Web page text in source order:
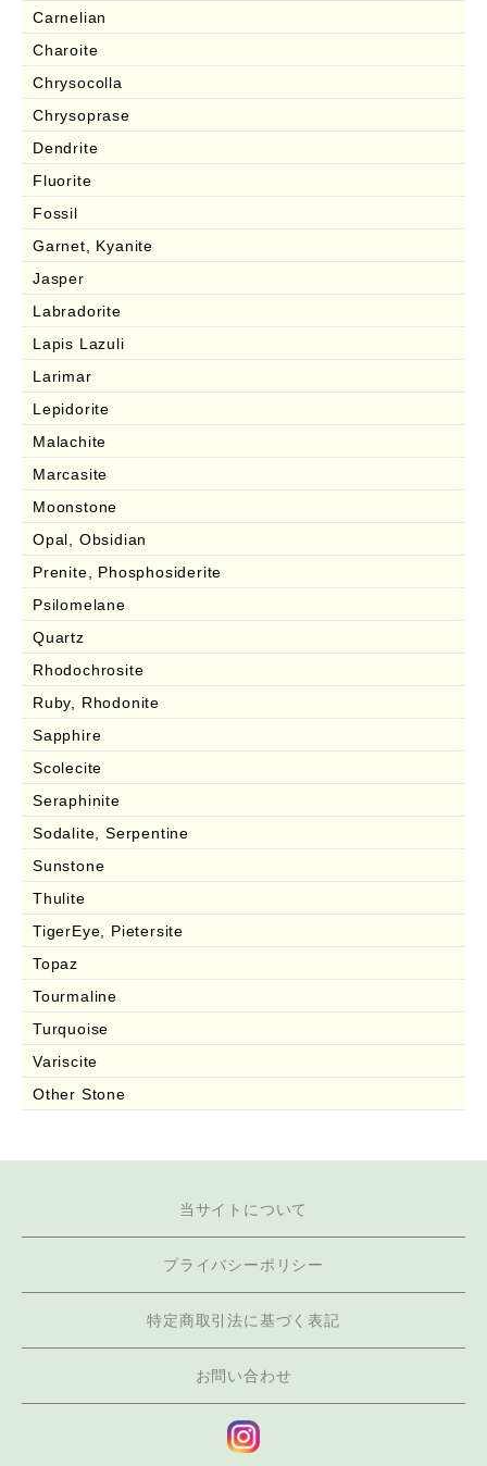
Carnelian
Charoite
Chrysocolla
Chrysoprase
Dendrite
Fluorite
Fossil
Garnet, Kyanite
Jasper
Labradorite
Lapis Lazuli
Larimar
Lepidorite
Malachite
Marcasite
Moonstone
Opal, Obsidian
Prenite, Phosphosiderite
Psilomelane
Quartz
Rhodochrosite
Ruby, Rhodonite
Sapphire
Scolecite
Seraphinite
Sodalite, Serpentine
Sunstone
Thulite
TigerEye, Pietersite
Topaz
Tourmaline
Turquoise
Variscite
Other Stone
当サイトについて
プライバシーポリシー
特定商取引法に基づく表記
お問い合わせ